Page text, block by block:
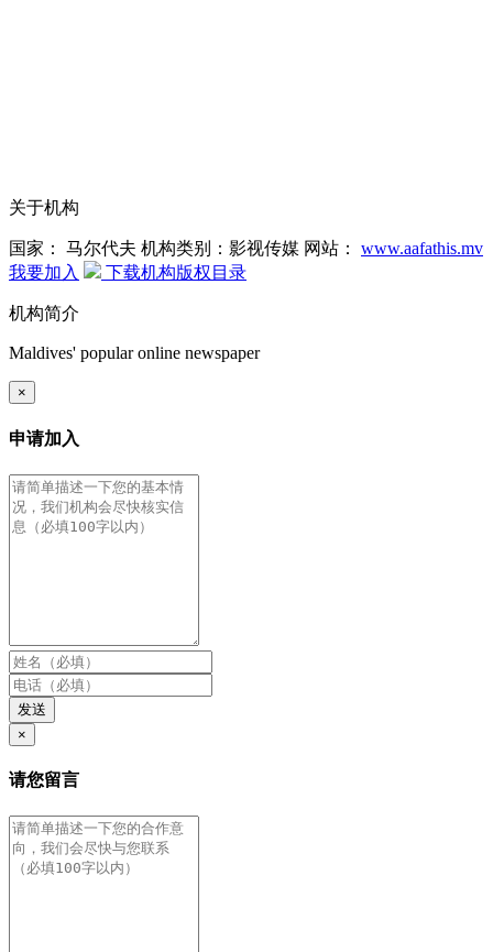
关于机构
国家： 马尔代夫 机构类别：影视传媒 网站： www.aafathis.mv
我要加入
下载机构版权目录
机构简介
Maldives' popular online newspaper
×
申请加入
发送
×
请您留言